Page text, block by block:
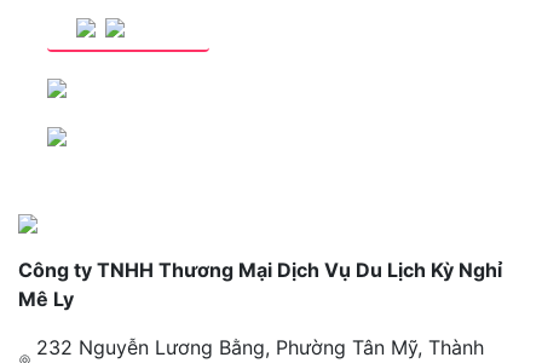
Công ty TNHH Thương Mại Dịch Vụ Du Lịch Kỳ Nghỉ
Mê Ly
232 Nguyễn Lương Bằng, Phường Tân Mỹ, Thành